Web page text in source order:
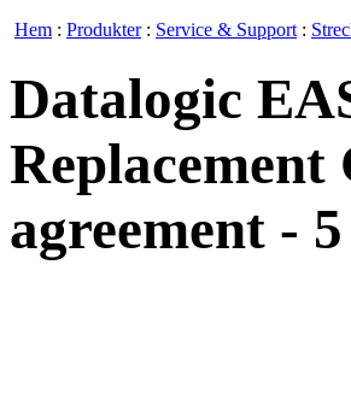
Hem : Produkter: Service & Support :
Datalogic
Replacement
agreement -